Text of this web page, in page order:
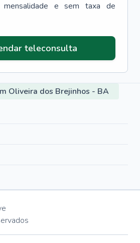
mensalidade e sem taxa de
teleconsulta
Oliveira dos Brejinhos - BA